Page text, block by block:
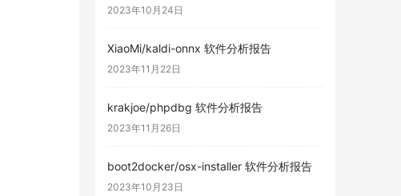
2023年10月24日
XiaoMi/kaldi-onnx 软件分析报告
2023年11月22日
krakjoe/phpdbg 软件分析报告
2023年11月26日
boot2docker/osx-installer 软件分析报告
2023年10月23日